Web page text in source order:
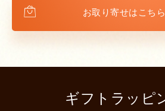
お取り寄せはこち
ギフトラッピ